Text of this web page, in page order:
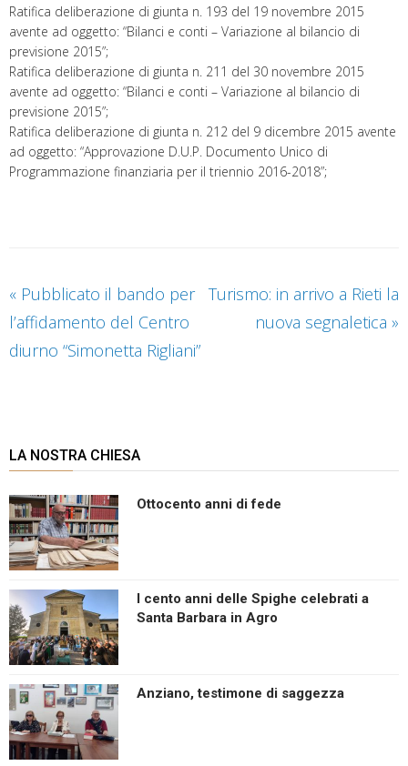
Ratifica deliberazione di giunta n. 193 del 19 novembre 2015
avente ad oggetto: “Bilanci e conti – Variazione al bilancio di
previsione 2015”;
Ratifica deliberazione di giunta n. 211 del 30 novembre 2015
avente ad oggetto: “Bilanci e conti – Variazione al bilancio di
previsione 2015”;
Ratifica deliberazione di giunta n. 212 del 9 dicembre 2015 avente
ad oggetto: “Approvazione D.U.P. Documento Unico di
Programmazione finanziaria per il triennio 2016-2018”;
« Pubblicato il bando per
l’affidamento del Centro
diurno “Simonetta Rigliani”
Turismo: in arrivo a Rieti la
nuova segnaletica »
LA NOSTRA CHIESA
Ottocento anni di fede
I cento anni delle Spighe celebrati a
Santa Barbara in Agro
Anziano, testimone di saggezza